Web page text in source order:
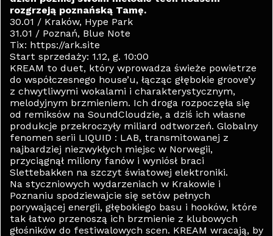
rozgrzeją poznańską Tamę.
30.01 / Kraków, Hype Park
31.01 / Poznań, Blue Note
Tix: https://ark.site
Start sprzedaży: 1.12, g. 10:00
KREAM to duet, który wprowadza świeże powietrze
do współczesnego house’u, łącząc głębokie groove’y
z chwytliwymi wokalami i charakterystycznym,
melodyjnym brzmieniem. Ich droga rozpoczęła się
od remiksów na SoundCloudzie, a dziś ich własne
produkcje przekroczyły miliard odtworzeń. Globalny
fenomen serii LIQUID : LAB, transmitowanej z
najbardziej niezwykłych miejsc w Norwegii,
przyciągnął miliony fanów i wyniósł braci
Slettebakken na szczyt światowej elektroniki.
Na styczniowych wydarzeniach w Krakowie i
Poznaniu spodziewajcie się setów pełnych
porywającej energii, głębokiego basu i hooków, które
tak łatwo przenoszą ich brzmienie z klubowych
głośników do festiwalowych scen. KREAM wracają, by